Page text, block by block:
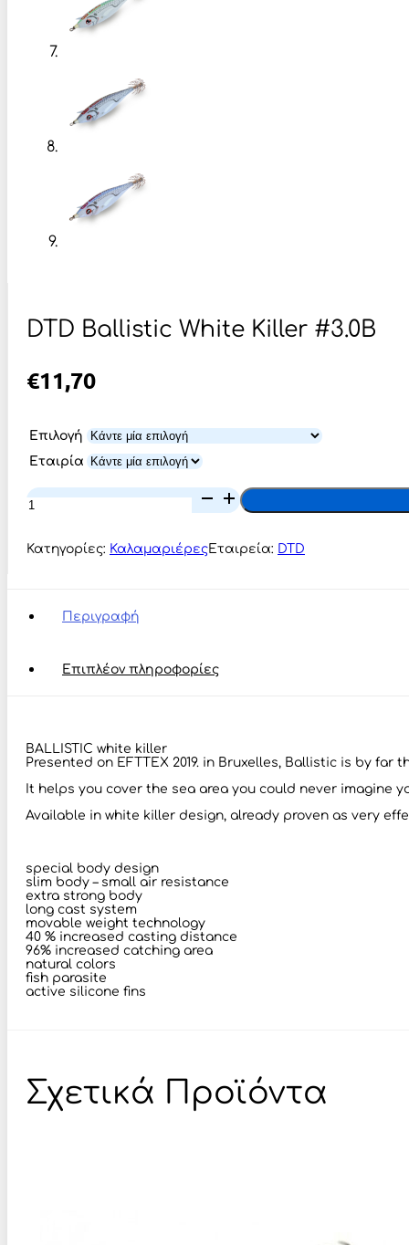
DTD Ballistic White Killer #3.0B
€11,70
Επιλογή
Εταιρία
DTD
Ballistic
Killer
#3.0B
Κατηγορίες: ΚαλαμαριέρεςΕταιρεία: DTD
Περιγραφή
Επιπλέον πληροφορίες
BALLISTIC white killer
Presented on EFTTEX 2019. in Bruxelles, Ballistic is by
It helps you cover the sea area you could never imagine
Available in white killer design, already proven as very
special body design
slim body – small air resistance
extra strong body
long cast system
movable weight technology
40 % increased casting distance
96% increased catching area
natural colors
fish parasite
active silicone fins
Σχετικά Προϊόντα